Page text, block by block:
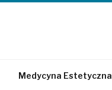
Medycyna Estetyczna